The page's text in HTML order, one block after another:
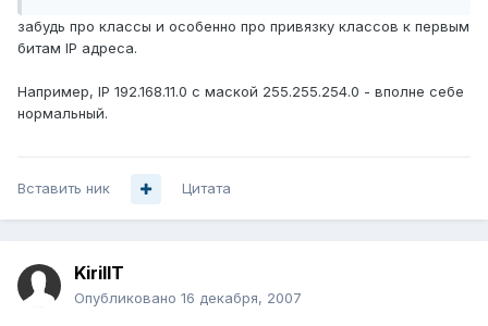
забудь про классы и особенно про привязку классов к первым
битам IP адреса.
Например, IP 192.168.11.0 с маской 255.255.254.0 - вполне себе
нормальный.
Вставить ник Цитата
KirillT
Опубликовано 16 декабря, 2007